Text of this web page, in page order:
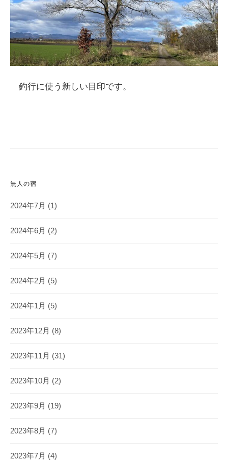
釣行に使う新しい目印です。
無人の宿
2024年7月 (1)
2024年6月 (2)
2024年5月 (7)
2024年2月 (5)
2024年1月 (5)
2023年12月 (8)
2023年11月 (31)
2023年10月 (2)
2023年9月 (19)
2023年8月 (7)
2023年7月 (4)